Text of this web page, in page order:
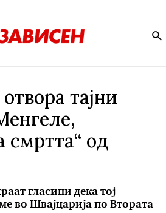
тајни
смртта“ од
гласини дека тој
во Швајцарија по Втората